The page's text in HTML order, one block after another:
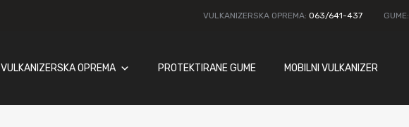
VULKANIZERSKA OPREMA: 063/641-437 GUME:
VULKANIZERSKA OPREMA PROTEKTIRANE GUME MOBILNI VULKANIZER